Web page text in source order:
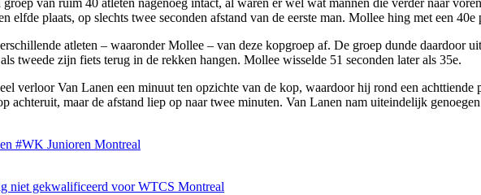
elfde plaats, op slechts twee seconden afstand van de eerste man. Mollee hing met een 40e
atleten – waaronder Mollee – van deze kopgroep af. De groep dunde daardoor
tweede zijn fiets terug in de rekken hangen. Mollee wisselde 51 seconden later als 35e.
verloor Van Lanen een minuut ten opzichte van de kop, waardoor hij rond een achttiende
achteruit, maar de afstand liep op naar twee minuten. Van Lanen nam uiteindelijk
#WK Junioren Montreal
niet gekwalificeerd voor WTCS Montreal